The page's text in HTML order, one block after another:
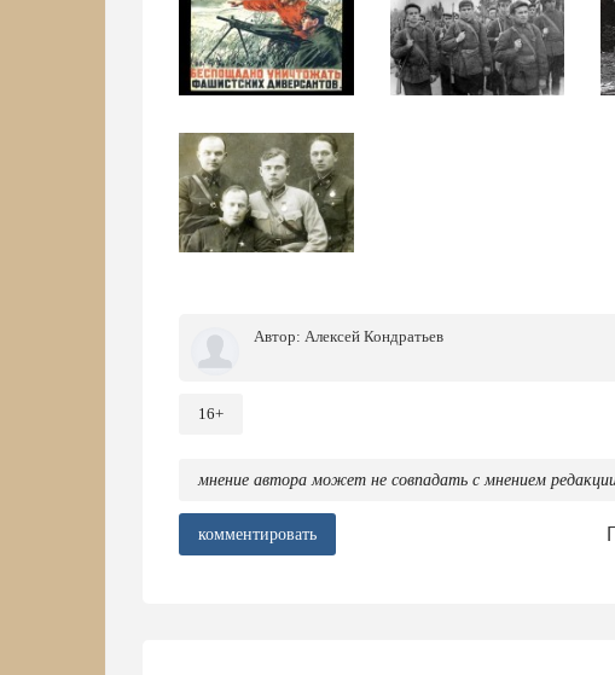
Автор: Алексей Кондратьев
16+
мнение автора может не совпадать с мнением
комментировать